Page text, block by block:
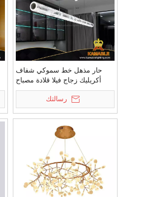
حار مذهل خط سموكي شفاف
أكريليك زجاج فيلا قلادة مصباح
(KIZ-90P)
رسالتك